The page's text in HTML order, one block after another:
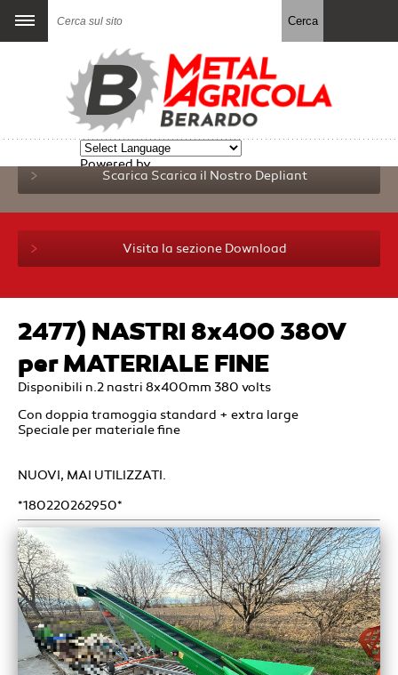
Powered by
Translate
Scarica Scarica il Nostro Depliant
Visita la sezione Download
2477) NASTRI 8x400 380V
per MATERIALE FINE
Disponibili n.2 nastri 8x400mm 380 volts
Con doppia tramoggia standard + extra large
Speciale per materiale fine
NUOVI, MAI UTILIZZATI.
*180220262950*